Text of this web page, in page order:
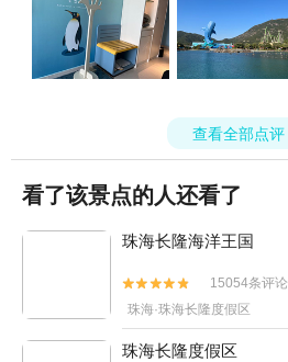
查看全部点评
看了该景点的人还看了
珠海长隆海洋王国


15054条评论
珠海·珠海长隆度假区
珠海长隆度假区